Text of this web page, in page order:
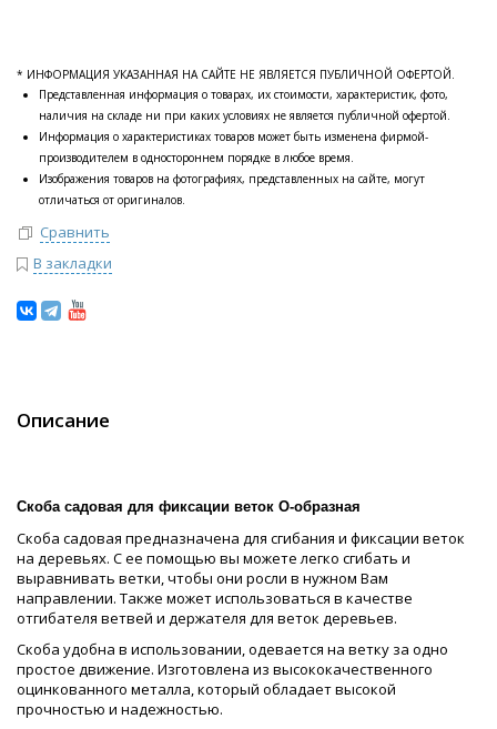
* ИНФОРМАЦИЯ УКАЗАННАЯ НА САЙТЕ НЕ ЯВЛЯЕТСЯ ПУБЛИЧНОЙ ОФЕРТОЙ.
Представленная информация о товарах, их стоимости, характеристик, фото,
наличия на складе ни при каких условиях не является публичной офертой.
Информация о характеристиках товаров может быть изменена фирмой-
производителем в одностороннем порядке в любое время.
Изображения товаров на фотографиях, представленных на сайте, могут
отличаться от оригиналов.
Сравнить
В закладки
Описание
Скоба садовая для фиксации веток O-образная
Скоба садовая предназначена для сгибания и фиксации веток
на деревьях. С ее помощью вы можете легко сгибать и
выравнивать ветки, чтобы они росли в нужном Вам
направлении. Также может использоваться в качестве
отгибателя ветвей и держателя для веток деревьев.
Скоба удобна в использовании, одевается на ветку за одно
простое движение. Изготовлена из высококачественного
оцинкованного металла, который обладает высокой
прочностью и надежностью.